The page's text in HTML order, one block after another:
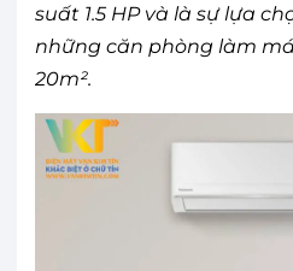
suất 1.5 HP và là sự lựa
những căn phòng làm
20m².